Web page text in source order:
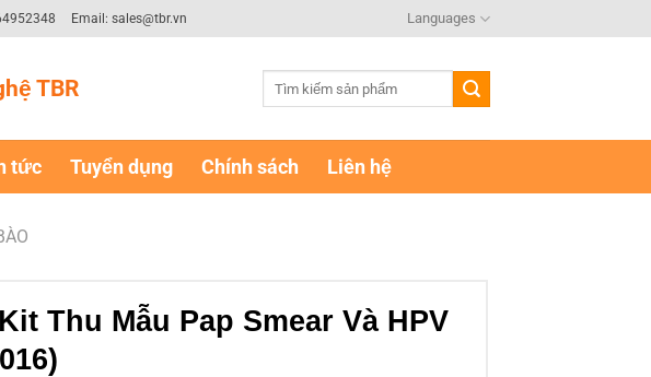
Email: sales@tbr.vn Languages
TBR
tức Tuyển dụng Chính sách Liên hệ
Thu Mẫu Pap Smear Và HPV